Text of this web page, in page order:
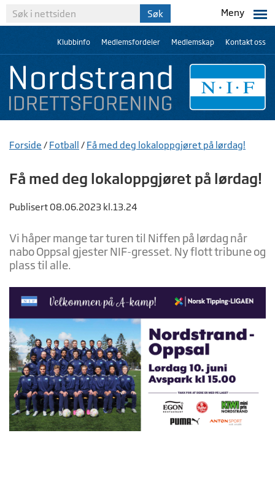
Meny
Klubbinfo Medlemsfordeler Medlemskap Kontakt oss
Forside / Fotball / Få med deg lokaloppgjøret på lørdag!
Få med deg lokaloppgjøret på lørdag!
Publisert 08.06.2023 kl.13.24
Vi håper mange tar turen til Niffen på lørdag når
nabo Oppsal gjester NIF-gresset. Ny flott tribune og
plass til alle.